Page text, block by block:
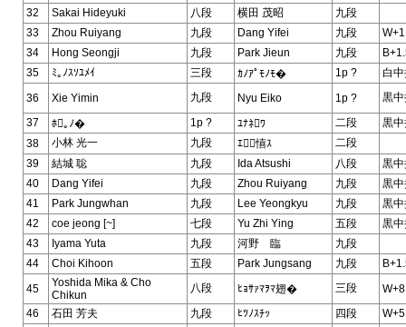
32
Sakai Hideyuki 八段 横田 茂昭
九段
33
Zhou Ruiyang 九段 Dang Yifei 九段
34
Hong Seongji 九段 Park Jieun 九段
35
ﾐ｡ﾉｽｿﾕﾒｲ 三段 ｶﾉｱﾟﾓﾉﾓ� 1p ?
白
36
Xie Yimin 九段 Nyu Eiko 1p ?
黒
37
ﾎ｡ﾉ� 1p ? ﾕﾅﾈﾜ 二段
黒
38
小林 光一 九段 ｴ憘ｽ
二段
39
結城 聡 九段 Ida Atsushi 八段
黒
40
Dang Yifei 九段 Zhou Ruiyang 九段
黒
41
Park Jungwhan 九段 Lee Yeongkyu 九段
黒
42
coe jeong [~] 七段 Yu Zhi Ying 五段
黒
43
Iyama Yuta 九段 河野 臨
九段
44
Choi Kihoon 五段 Park Jungsang 九段
45
Yoshida Mika & Cho
Chikun
八段 ﾋｮｻｧﾏｦﾏ翅� 三段
46
石田 芳夫 九段 ﾋﾂﾉｽﾁｯ 四段